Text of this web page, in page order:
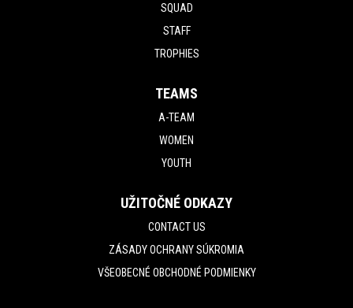
SQUAD
STAFF
TROPHIES
TEAMS
A-TEAM
WOMEN
YOUTH
UŽITOČNÉ ODKAZY
CONTACT US
ZÁSADY OCHRANY SÚKROMIA
VŠEOBECNÉ OBCHODNÉ PODMIENKY